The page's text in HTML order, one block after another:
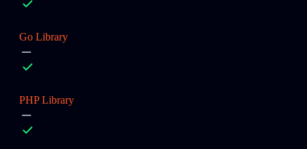
Go Library
PHP Library